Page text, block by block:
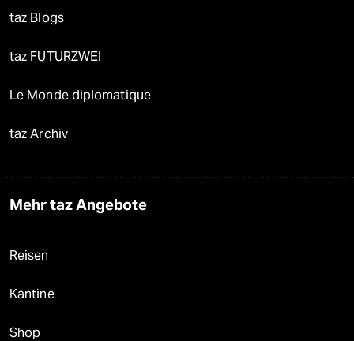
taz Blogs
taz FUTURZWEI
Le Monde diplomatique
taz Archiv
Mehr taz Angebote
Reisen
Kantine
Shop